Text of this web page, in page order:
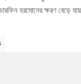
হরমোনের ক্ষরণ বেড়ে